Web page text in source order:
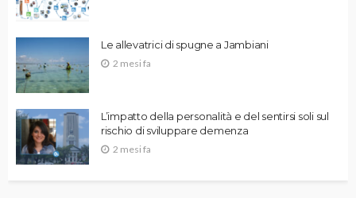
Le allevatrici di spugne a Jambiani
2 mesi fa
L’impatto della personalità e del sentirsi soli sul
rischio di sviluppare demenza
2 mesi fa